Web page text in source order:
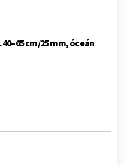
cm/25 mm, óceán